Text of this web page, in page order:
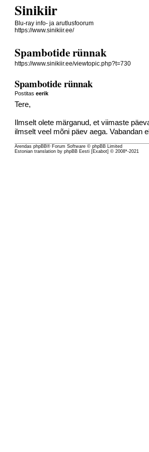
Sinikiir
Blu-ray info- ja arutlusfoorum
https://www.sinikiir.ee/
Spambotide rünnak
https://www.sinikiir.ee/viewtopic.php?t=730
Spambotide rünnak
Postitaseerik
Tere,
Ilmselt olete märganud, et viimaste
ilmselt veel mõni päev aega. Vabandan
ArendasphpBB® Forum Software © phpBB Limited
Estonian translation by phpBB Eesti [Exabot] © 2008*-2021